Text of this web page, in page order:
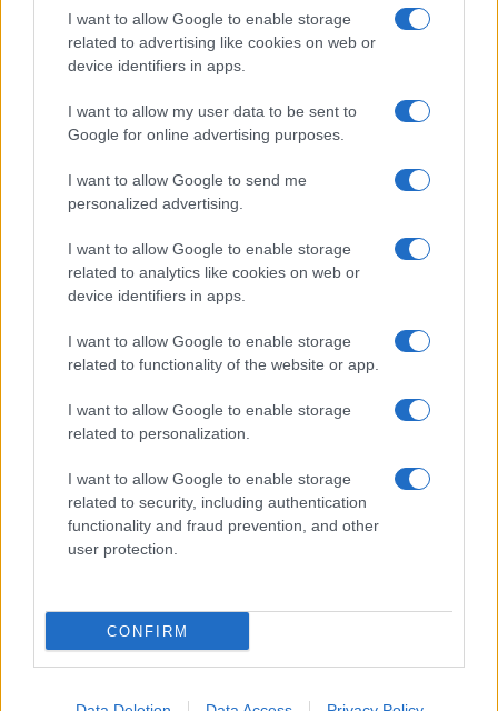
I want to allow Google to enable storage
related to advertising like cookies on web or
device identifiers in apps.
I want to allow my user data to be sent to
Google for online advertising purposes.
I want to allow Google to send me
personalized advertising.
I want to allow Google to enable storage
related to analytics like cookies on web or
device identifiers in apps.
I want to allow Google to enable storage
related to functionality of the website or app.
I want to allow Google to enable storage
related to personalization.
I want to allow Google to enable storage
related to security, including authentication
functionality and fraud prevention, and other
user protection.
CONFIRM